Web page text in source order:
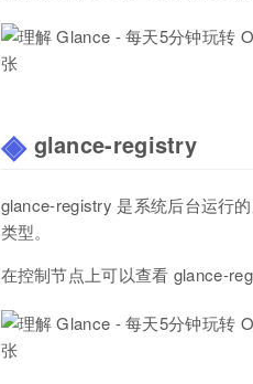
glance-registry
glance-registry 是系统后台运行
类型。
在控制节点上可以查看 glance-